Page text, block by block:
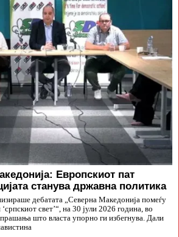
Европскиот пат
станува државна политика
дебатата „Северна Македонија помеѓу
свет’“, на 30 јули 2026 година, во
што власта упорно ги избегнува. Дали